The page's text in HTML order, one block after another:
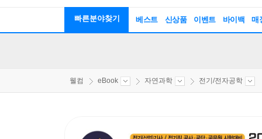
빠른분야찾기 베스트 신상품 이벤트 바이백 매
웰컴 eBook 자연과학 전기/전자공학